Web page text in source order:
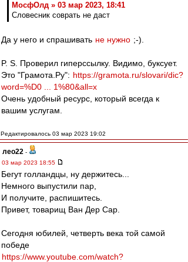
МосфОлд » 03 мар 2023, 18:41
Словесник соврать не даст
Да у него и спрашивать не нужно ;-).
P. S. Проверил гиперссылку. Видимо, буксует.
Это "Грамота.Ру": https://gramota.ru/slovari/dic?
word=%D0 ... 1%80&all=x
Очень удобный ресурс, который всегда к
вашим услугам.
Редактировалось 03 мар 2023 19:02
лео22 -
03 мар 2023 18:55
Бегут голландцы, ну держитесь...
Немного выпустили пар,
И получите, распишитесь.
Привет, товарищ Ван Дер Сар.
Сегодня юбилей, четверть века той самой
победе
https://www.youtube.com/watch?